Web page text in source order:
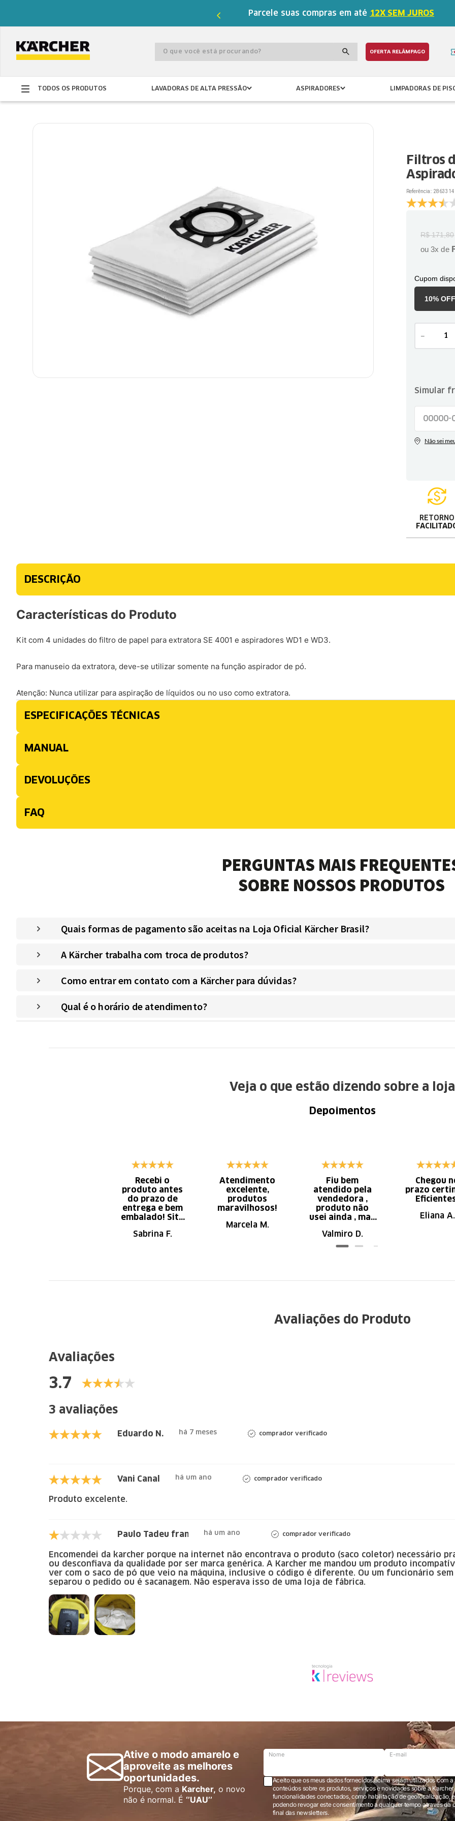
Parcele suas compras em até 12X SEM JUROS
O que você está procurando? OFERTA RELÂMPAGO
TODOS OS PRODUTOS LAVADORAS DE ALTA PRESSÃO ASPIRADORES LIMPADORAS DE
Filtros
Referência::
R$ 171,80
ou3x de
Cupom
10%
－
RETORNO
DESCRIÇÃO
Características do Produto
Kit com 4 unidades do filtro de papel para extratora SE 4001 e aspiradores WD1 e WD3.
Para manuseio da extratora, deve-se utilizar somente na função aspirador de pó.
Atenção: Nunca utilizar para aspiração de líquidos ou no uso como extratora.
ESPECIFICAÇÕES TÉCNICAS
MANUAL
DEVOLUÇÕES
FAQ
PERGUNTAS MAIS
SOBRE NOSSOS PRODUTOS
Quais formas de pagamento são aceitas na Loja Oficial Kärcher Brasil?
A Kärcher trabalha com troca de produtos?
Como entrar em contato com a Kärcher para dúvidas?
Qual é o horário de atendimento?
Veja o que estão dizendo sobre a loja
Depoimentos
Recebi o
produto antes
do prazo de
entrega e bem
embalado! Site
navegação.
Sabrina F.
Atendimento
excelente,
produtos
maravilhosos!
Marcela M.
Fiu bem
atendido pela
vendedora ,
produto não
usei ainda , mas
ótima qualidade
Valmiro D.
Chegou
prazo
Eliana A.
Avaliações do Produto
Avaliações
3.7
3 avaliações
Eduardo N. há 7 meses comprador verificado
Vani Canal há um ano comprador verificado
Produto excelente.
Paulo Tadeu franke há um ano comprador verificado
Encomendei da karcher porque na internet não encontrava o produto (saco coletor) necessário
ou desconfiava da qualidade por ser marca genérica. A Karcher me mandou um produto
ver com o saco de pó que veio na máquina, inclusive o código é diferente. Ou um funcionário
separou o pedido ou é sacanagem. Não esperava isso de uma loja de fábrica.
Ative o modo amarelo e
aproveite as melhores
oportunidades.
Porque, com a Karcher, o novo
não é normal. É ‘’UAU’’
Nome E-mail
Aceito que os meus dados fornecidos acima sejam utilizados com
conteúdos sobre os produtos, serviços e novidades sobre a Karcher Brasil via e-mail marketing e registro de
funcionalidades conectados, como habilitação de geolocalização,
podendo revogar este consentimento a qualquer tempo através da opção “cancelar inscrição” localizada ao
final das newsletters.